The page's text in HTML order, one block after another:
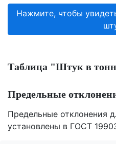
Нажмите, чтобы
Таблица "Штук в
Предельные
Предельные отклонения
установлены в ГОСТ